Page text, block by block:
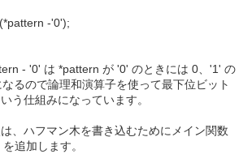
-'0');
- '0' は *pattern が '0' のときには 0、'1' の
るので論理和演算子を使って最下位ビット
う仕組みになっています。
、ハフマン木を書き込むためにメイン関数
追加します。